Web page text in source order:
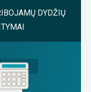
DYDŽIŲ